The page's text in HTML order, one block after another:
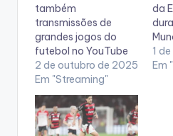
também
transmissões de
grandes jogos do
futebol no YouTube
2 de outubro de 2025
Em "Streaming"
da
1
Em